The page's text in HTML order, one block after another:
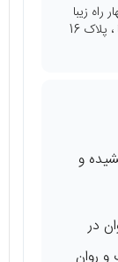
راه زیبا
دشت ، روبروی مسجد امام رضا ، پلاک 16
و
در
روان